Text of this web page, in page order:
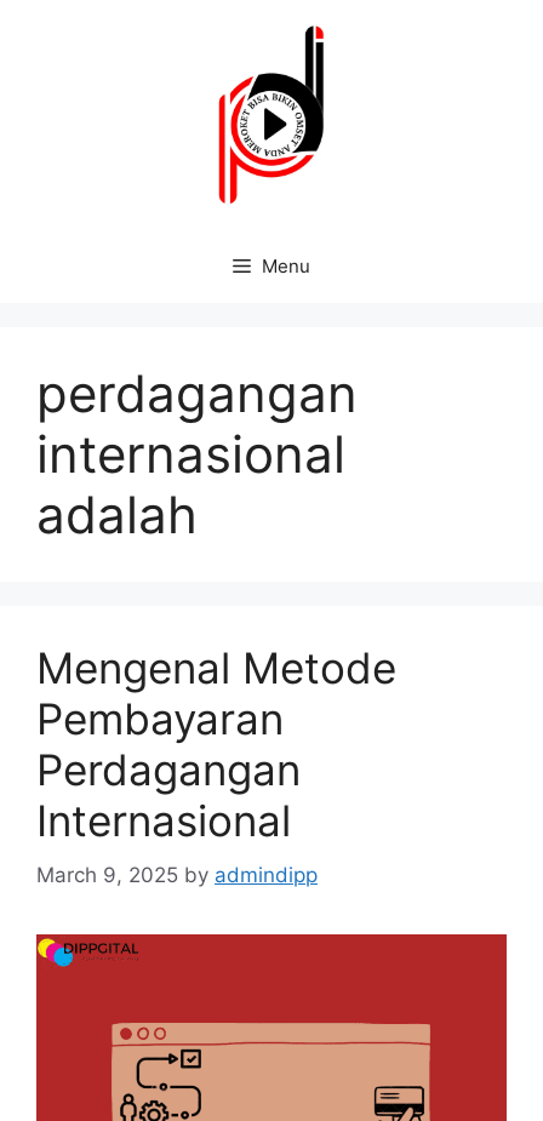
Menu
perdagangan
internasional
adalah
Mengenal Metode
Pembayaran
Perdagangan
Internasional
March 9, 2025 by admindipp